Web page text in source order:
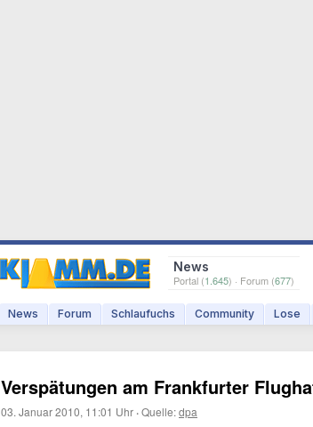
News
Portal (1.645) · Forum (677)
News Forum Schlaufuchs Community Lose
Verspätungen am Frankfurter
03. Januar 2010, 11:01 Uhr ·Quelle:dpa